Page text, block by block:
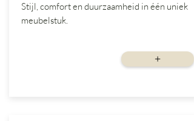
Stijl, comfort en duurzaamheid in één uniek
meubelstuk.
+